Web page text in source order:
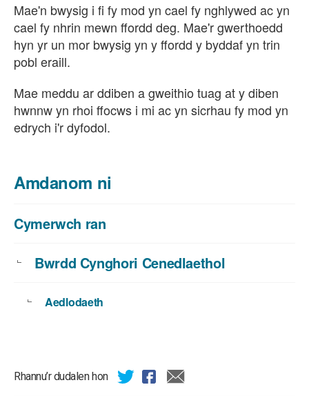
Mae'n bwysig i fi fy mod yn cael fy nghlywed ac yn
cael fy nhrin mewn ffordd deg. Mae'r gwerthoedd
hyn yr un mor bwysig yn y ffordd y byddaf yn trin
pobl eraill.
Mae meddu ar ddiben a gweithio tuag at y diben
hwnnw yn rhoi ffocws i mi ac yn sicrhau fy mod yn
edrych i'r dyfodol.
Amdanom ni
Cymerwch ran
Bwrdd Cynghori Cenedlaethol
Aedlodaeth
Rhannu’r dudalen hon